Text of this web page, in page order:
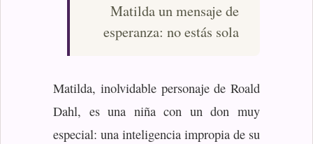
Matilda un mensaje de
esperanza: no estás sola
Matilda, inolvidable personaje de Roald
Dahl, es una niña con un don muy
especial: una inteligencia impropia de su